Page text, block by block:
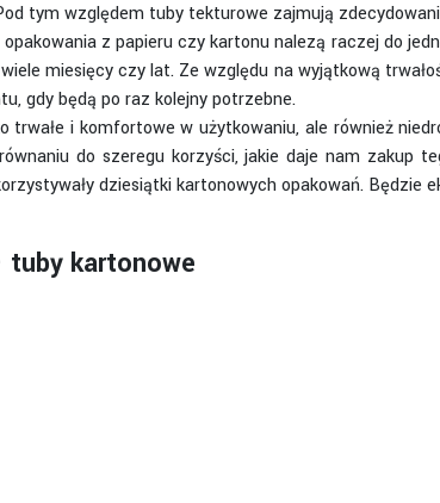
tym względem tuby tekturowe zajmują
z papieru czy kartonu nalezą raczej do
miesięcy czy lat. Ze względu na wyjątkową
gdy będą po raz kolejny potrzebne.
trwałe i komfortowe w użytkowaniu, ale również
do szeregu korzyści, jakie daje nam zakup
dziesiątki kartonowych opakowań.
tuby kartonowe